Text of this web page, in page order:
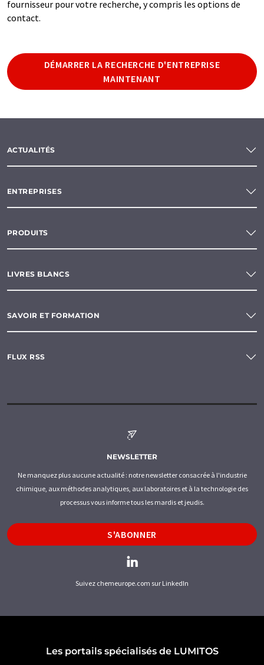
fournisseur pour votre recherche, y compris les options de
contact.
DÉMARRER LA RECHERCHE D'ENTREPRISE
MAINTENANT
ACTUALITÉS
ENTREPRISES
PRODUITS
LIVRES BLANCS
SAVOIR ET FORMATION
FLUX RSS
NEWSLETTER
Ne manquez plus aucune actualité : notre newsletter consacrée à l'industrie
chimique, aux méthodes analytiques, aux laboratoires et à la technologie des
processus vous informe tous les mardis et jeudis.
S'ABONNER
Suivez chemeurope.com sur LinkedIn
Les portails spécialisés de LUMITOS